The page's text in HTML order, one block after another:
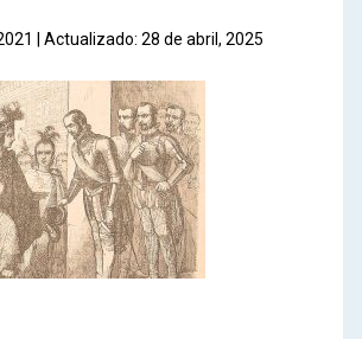
| Actualizado: 28 de abril, 2025